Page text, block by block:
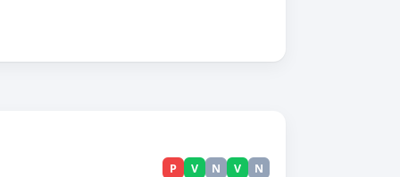
P V N V N